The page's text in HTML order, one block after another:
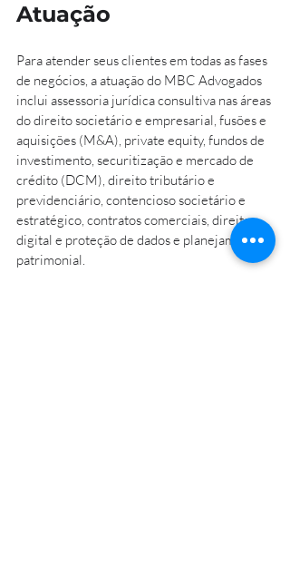
Atuação
Para atender seus clientes em todas as fases
de negócios, a atuação do MBC Advogados
inclui assessoria jurídica consultiva nas áreas
do direito societário e empresarial, fusões e
aquisições (M&A), private equity, fundos de
investimento, securitização e mercado de
crédito (DCM), direito tributário e
previdenciário, contencioso societário e
estratégico, contratos comerciais, direito
digital e proteção de dados e planejamento
patrimonial.